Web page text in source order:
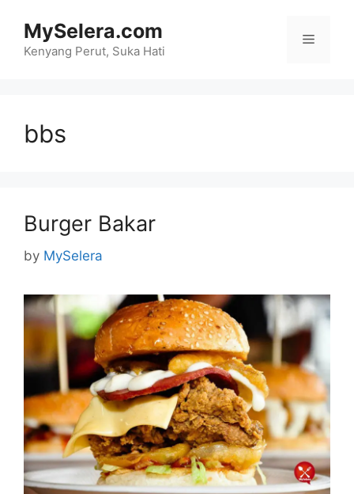
content
MySelera.com
Kenyang Perut, Suka Hati
Menu
bbs
Burger Bakar
by MySelera